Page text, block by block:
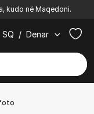
kudo në Maqedoni.
SQ / Denar